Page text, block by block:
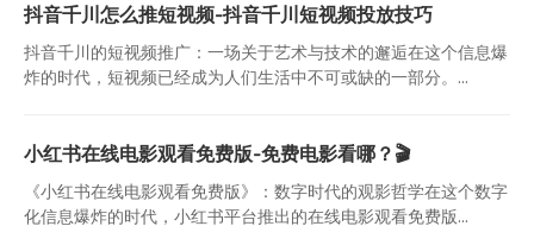
抖音千川怎么推短视频-抖音千川短视频投放技巧
抖音千川的短视频推广：一场关于艺术与技术的邂逅在这个信息爆
炸的时代，短视频已经成为人们生活中不可或缺的一部分。...
小红书在线电影观看免费版-免费电影看哪？🎬
《小红书在线电影观看免费版》：数字时代的观影哲学在这个数字
化信息爆炸的时代，小红书平台推出的在线电影观看免费版...